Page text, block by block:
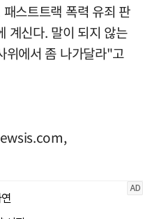
스트트랙 폭력 유죄 판
계신다. 말이 되지 않는
위에서 좀 나가달라"고
,